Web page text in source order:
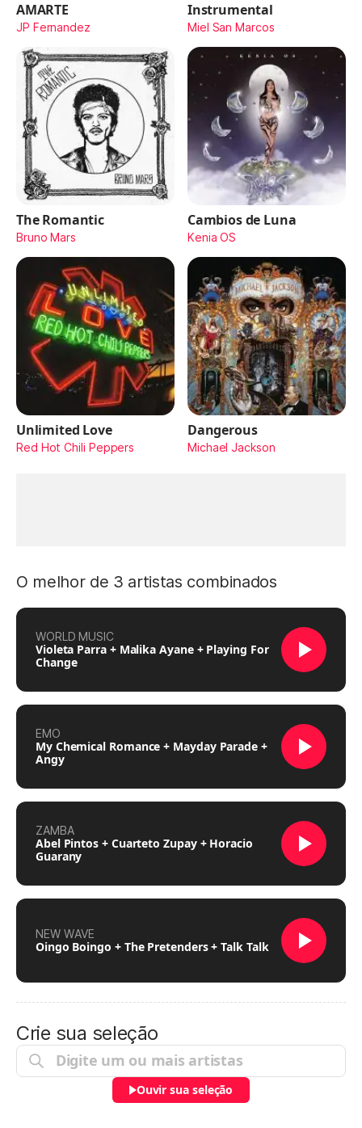
AMARTE
JP Fernandez
Instrumental
Miel San Marcos
The Romantic
Bruno Mars
Cambios de Luna
Kenia OS
Unlimited Love
Red Hot Chili Peppers
Dangerous
Michael Jackson
O melhor de 3 artistas combinados
WORLD MUSIC
Violeta Parra + Malika Ayane + Playing For
Change
EMO
My Chemical Romance + Mayday Parade +
Angy
ZAMBA
Abel Pintos + Cuarteto Zupay + Horacio
Guarany
NEW WAVE
Oingo Boingo + The Pretenders + Talk Talk
Crie sua seleção
Ouvir sua seleção